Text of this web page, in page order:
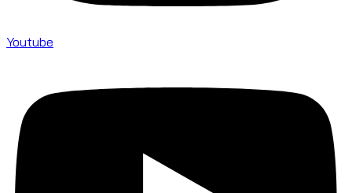
Youtube